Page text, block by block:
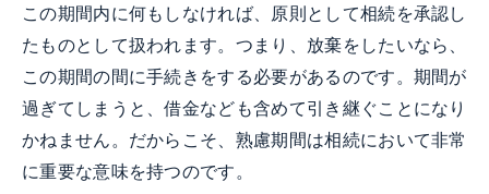
この期間内に何もしなければ、原則として相続を承認し
たものとして扱われます。つまり、放棄をしたいなら、
この期間の間に手続きをする必要があるのです。期間が
過ぎてしまうと、借金なども含めて引き継ぐことになり
かねません。だからこそ、熟慮期間は相続において非常
に重要な意味を持つのです。